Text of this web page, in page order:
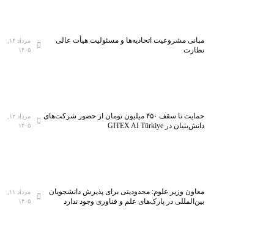
مبانی مشروعیت اتحادیه‌ها و مسئولیت هیأت عالی
نظارت
۱۴۰۵
حمایت تا سقف ۴۵۰ میلیون تومان از حضور شرکت‌های
دانش‌بنیان در GITEX AI Türkiye
۱۴۰۵
معاون وزیر علوم: محدودیتی برای پذیرش دانشجویان
بین‌المللی در پارک‌های علم و فناوری وجود ندارد
۱۴۰۵